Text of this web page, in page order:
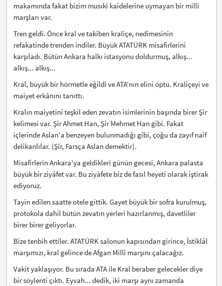
makamında fakat bizim musıki kaidelerine uymayan bir milli
marşları var.
Tren geldi. Önce kral ve takiben kraliçe, nedimesinin
refakatinde trenden indiler. Büyük ATATÜRK misafirlerini
karşıladı. Bütün Ankara halkı istasyonu doldurmuş, alkış...
alkış... alkış...
Kral, büyük bir hörmetle eğildi ve ATA'nın elini öptü. Kraliçeyi ve
maiyet erkânını tanıttı.
Kralın maiyetini teşkil eden zevatın isimlerinin başında birer Şîr
kelimesi var. Şîr Ahmet Han, Şîr Mehmet Han gibi. Fakat
içlerinde Aslan'a benzeyen bulunmadığı gibi, çoğu da zayıf naif
delikanlılar. (Şîr, Farsça Aslan demektir).
Misafirlerin Ankara'ya geldikleri günün gecesi, Ankara palasta
büyük bir ziyâfet var. Bu ziyâfete biz de fasıl heyeti olarak iştirak
ediyoruz.
Tayin edilen saatte otele gittik. Gayet büyük bir sofra kurulmuş,
protokola dahil bütün zevatın yerleri hazırlanmış, davetliler
birer birer geliyorlar.
Bize tenbih ettiler. ATATÜRK salonun kapısından girince, İstiklâl
marşımızı, kral gelince de Afgan Milli marşını çalacağız.
Vakit yaklaşıyor. Bu sırada ATA ile Kral beraber gelecekler diye
bir söylenti çıktı. Eyvah... dedik, iki marşı aynı zamanda